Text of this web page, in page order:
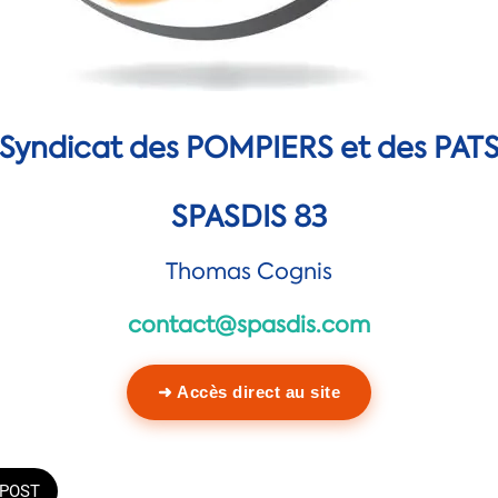
Syndicat des POMPIERS et des
SPASDIS 83
Thomas Cognis
contact@spasdis.com
➜ Accès direct au site
POST